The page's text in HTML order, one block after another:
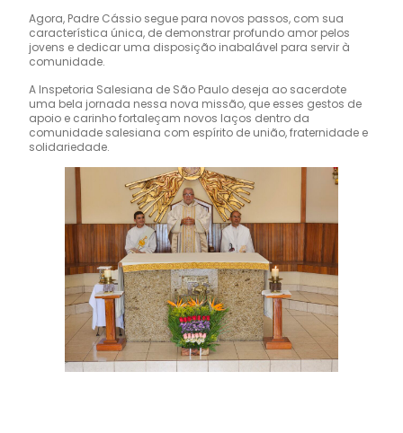
Agora, Padre Cássio segue para novos passos, com sua
característica única, de demonstrar profundo amor pelos
jovens e dedicar uma disposição inabalável para servir à
comunidade.
A Inspetoria Salesiana de São Paulo deseja ao sacerdote
uma bela jornada nessa nova missão, que esses gestos de
apoio e carinho fortaleçam novos laços dentro da
comunidade salesiana com espírito de união, fraternidade e
solidariedade.